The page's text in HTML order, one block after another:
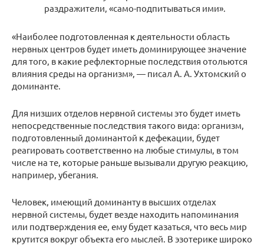
раздражители, «само-подпитываться ими».
«Наиболее подготовленная к деятельности область
нервных центров будет иметь доминирующее значение
для того, в какие рефлекторные последствия отольются
влияния среды на организм», — писал А. А. Ухтомский о
доминанте.
Для низших отделов нервной системы это будет иметь
непосредственные последствия такого вида: организм,
подготовленный доминантой к дефекации, будет
реагировать соответственно на любые стимулы, в том
числе на те, которые раньше вызывали другую реакцию,
например, убегания.
Человек, имеющий доминанту в высших отделах
нервной системы, будет везде находить напоминания
или подтверждения ее, ему будет казаться, что весь мир
крутится вокруг объекта его мыслей. В эзотерике широко